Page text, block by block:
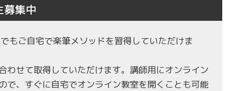
募集中
もご自宅で楽筆メソッドを習得していただけま
わせて取得していただけます。講師用にオンライン
で、すぐに自宅でオンライン教室を開くことも可能